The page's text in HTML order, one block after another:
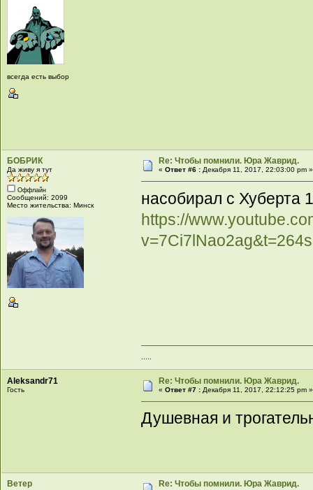
всегда есть выбор
БОБРИК
Да живу я тут
Оффлайн
Сообщений: 2099
Место жительства: Минск
Re: Чтобы помнили. Юра Жаврид.
«Ответ #6 : Декабря 11, 2017, 22:03:00 pm »
насобирал с Хуберта
https://
Aleksandr71
Гость
Re: Чтобы помнили. Юра Жаврид.
«Ответ #7 : Декабря 11, 2017, 22:12:25 pm »
Душевная и
Ветер Re: Чтобы помнили. Юра Жаврид.